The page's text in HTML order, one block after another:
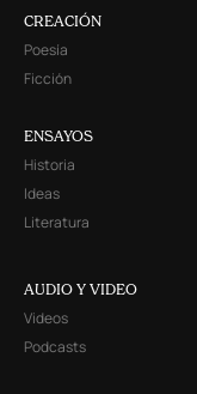
CREACIÓN
Poesía
Ficción
ENSAYOS
Historia
Ideas
Literatura
AUDIO Y VIDEO
Videos
Podcasts